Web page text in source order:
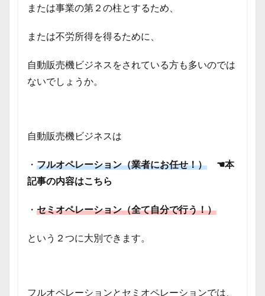
または事業の第２の柱とするため、
または不労所得を得るために、
自動販売機ビジネスをされている方も多いのでは
ないでしょうか。
自動販売機ビジネスは
・ フルオペレーション（業者にお任せ！）
☚本
記事の内容はこちら
・ セミオペレーション（全て自分で行う！）
という２つに大別できます。
フルオペレーションとセミオペレーションでは、